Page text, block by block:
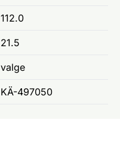
112.0
21.5
valge
KÄ-497050